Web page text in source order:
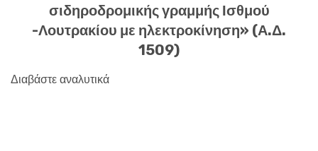
σιδηροδρομικής γραμμής Ισθμού
-Λουτρακίου με ηλεκτροκίνηση» (Α.Δ.
1509)
Διαβάστε αναλυτικά